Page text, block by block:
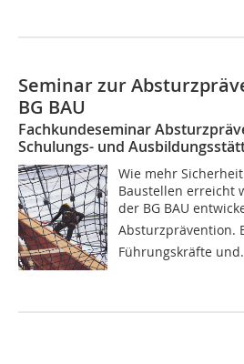
Seminar zur
BG BAU
Fachkundeseminar
Schulungs- und
Wie mehr
Baustellen erreicht
der BG BAU
Absturzprävention.
Führungskräfte